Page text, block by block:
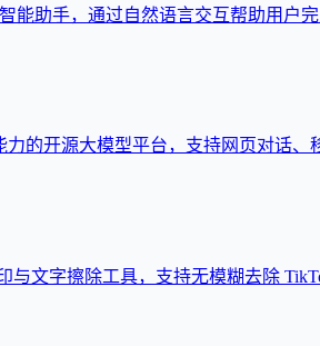
能助手，通过自然语言交互帮助用户完
的开源大模型平台，支持网页对话、
与文字擦除工具，支持无模糊去除